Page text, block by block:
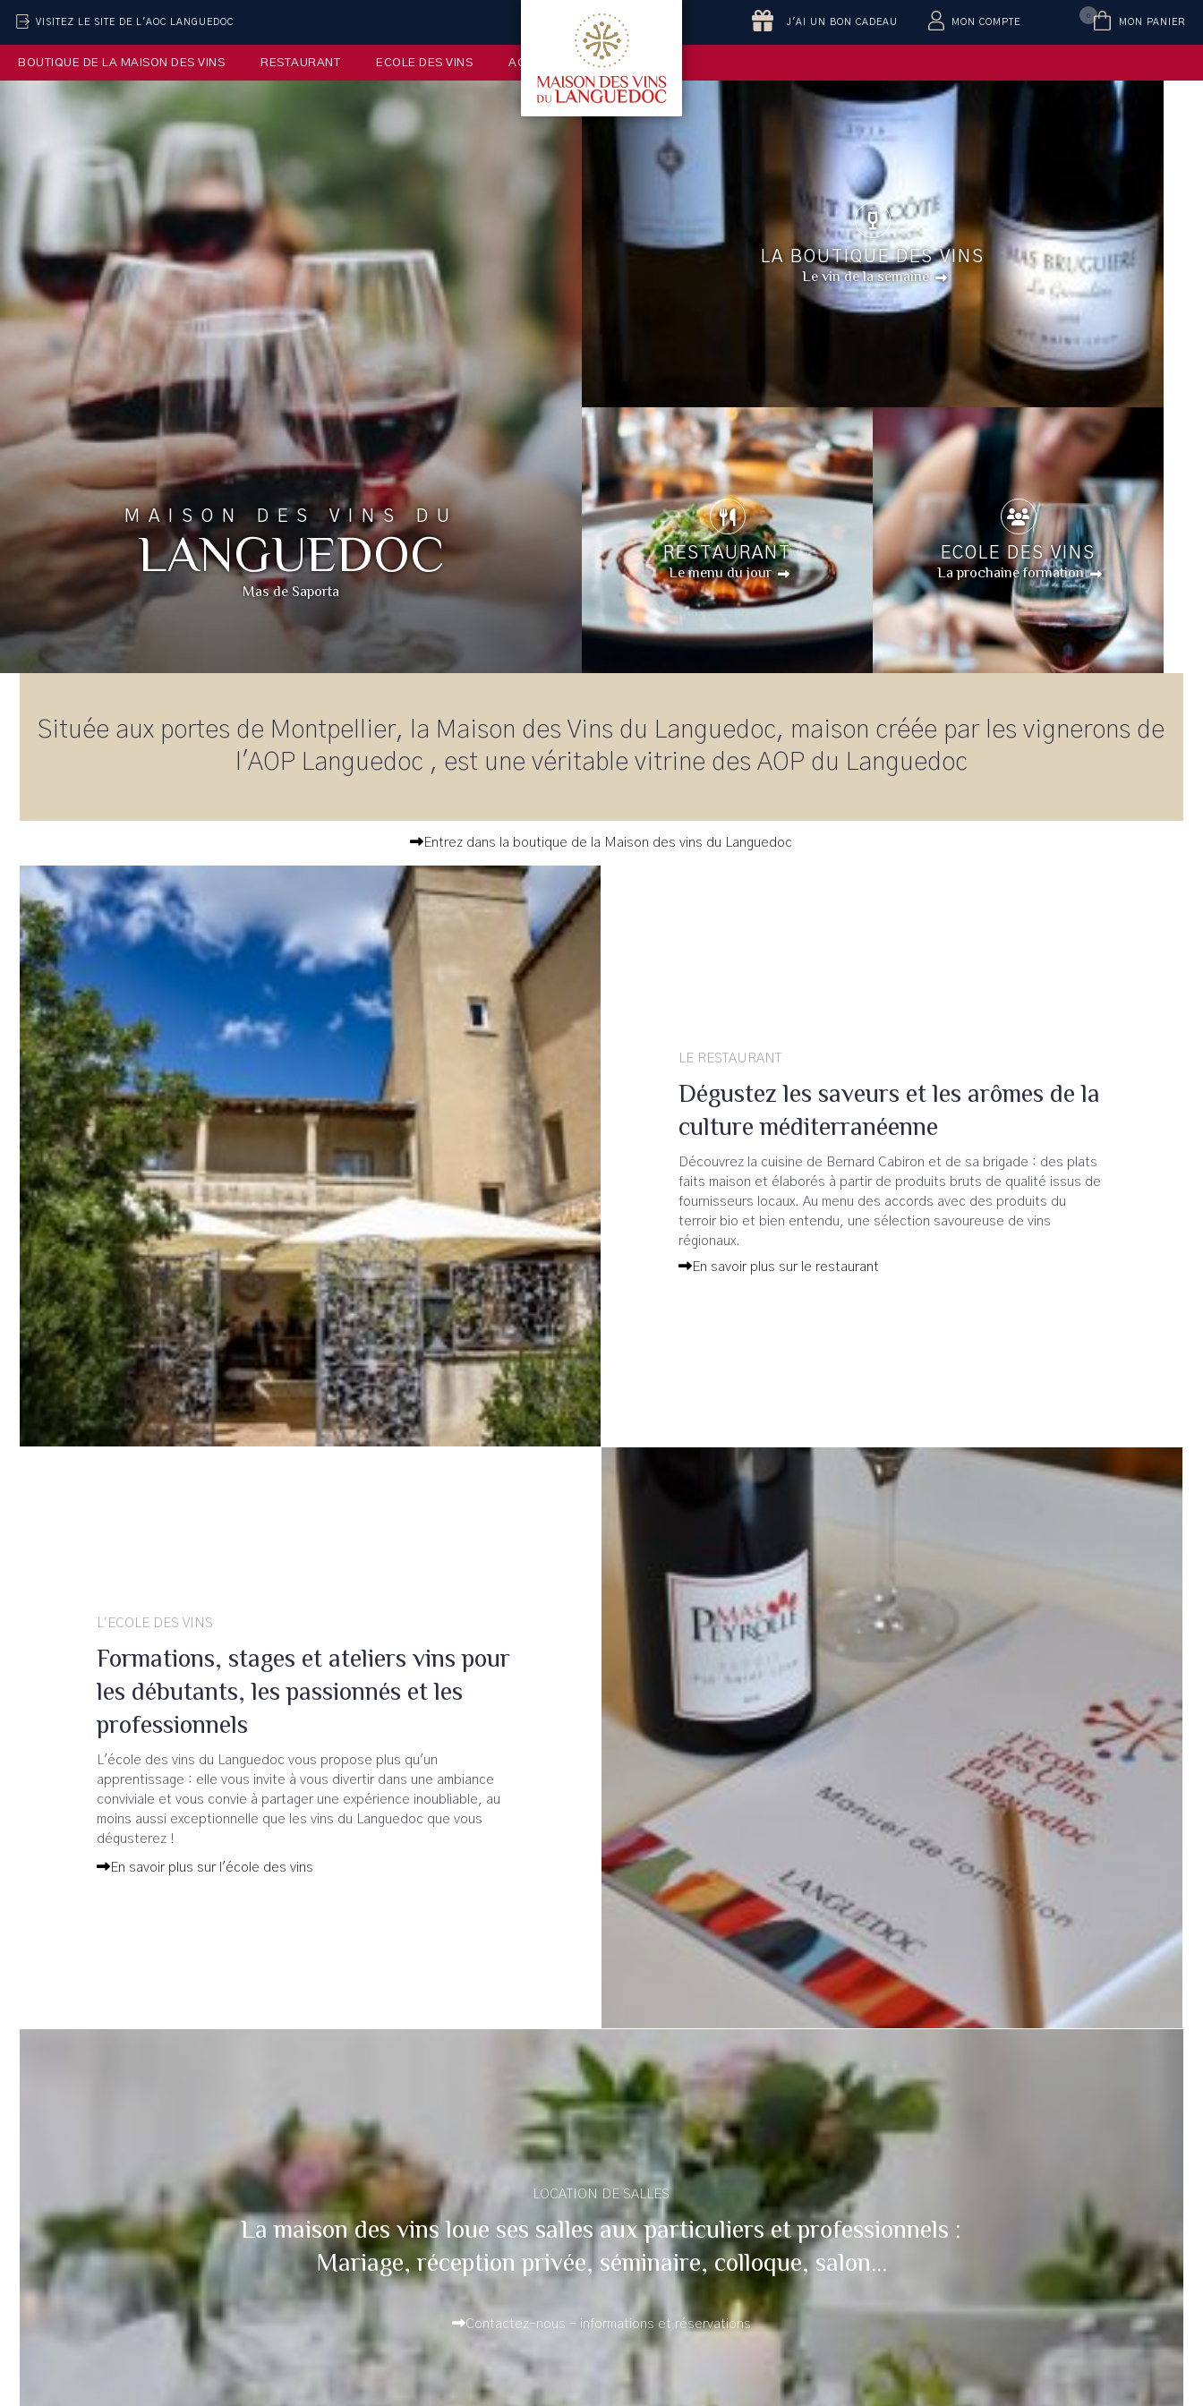
VISITEZ LE SITE DE L'AOC LANGUEDOC J'AI UN BON CADEAU MON COMPTE MON PANIER
0
BOUTIQUE DE LA MAISON DES VINS RESTAURANT ECOLE DES VINS ACTUALITÉ CONTACT
MAISON DES VINS DU
LANGUEDOC
Mas de Saporta
LA BOUTIQUE DES VINS
Le vin de la semaine
RESTAURANT
Le menu du jour
ECOLE DES VINS
La prochaine formation
Située aux portes de Montpellier, la Maison des Vins du Languedoc, maison créée par les vignerons de
l'AOP Languedoc , est une véritable vitrine des AOP du Languedoc
Entrez dans la boutique de la Maison des vins du Languedoc
LE RESTAURANT
Dégustez les saveurs et les arômes de la
culture méditerranéenne
Découvrez la cuisine de Bernard Cabiron et de sa brigade : des plats
faits maison et élaborés à partir de produits bruts de qualité issus de
fournisseurs locaux. Au menu des accords avec des produits du
terroir bio et bien entendu, une sélection savoureuse de vins
régionaux.
En savoir plus sur le restaurant
L'ÉCOLE DES VINS
Formations, stages et ateliers vins pour
les débutants, les passionnés et les
professionnels
L'école des vins du Languedoc vous propose plus qu'un
apprentissage : elle vous invite à vous divertir dans une ambiance
conviviale et vous convie à partager une expérience inoubliable, au
moins aussi exceptionnelle que les vins du Languedoc que vous
dégusterez !
En savoir plus sur l'école des vins
LOCATION DE SALLES
La maison des vins loue ses salles aux particuliers et professionnels :
Mariage, réception privée, séminaire, colloque, salon...
Contactez-nous - informations et réservations